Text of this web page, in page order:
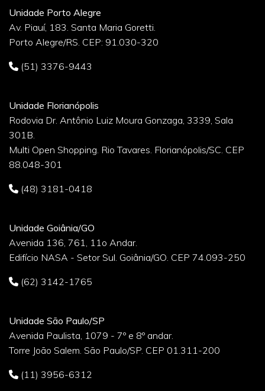
Unidade Porto Alegre
Av. Piauí, 183. Santa Maria Goretti.
Porto Alegre/RS. CEP: 91.030-320
(51) 3376-9443
Unidade Florianópolis
Rodovia Dr. Antônio Luiz Moura Gonzaga, 3339, Sala
301B.
Multi Open Shopping. Rio Tavares. Florianópolis/SC. CEP
88.048-301
(48) 3181-0418
Unidade Goiânia/GO
Avenida 136, 761, 11o Andar.
Edifício NASA - Setor Sul. Goiânia/GO. CEP 74.093-250
(62) 3142-1765
Unidade São Paulo/SP
Avenida Paulista, 1079 - 7º e 8º andar.
Torre João Salem. São Paulo/SP. CEP 01.311-200
(11) 3956-6312